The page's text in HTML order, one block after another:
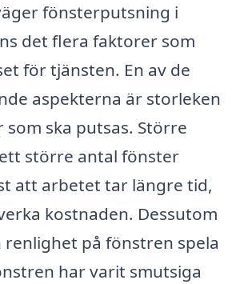
fönsterputsning i
det flera faktorer som
för tjänsten. En av de
aspekterna är storleken
som ska putsas. Större
större antal fönster
att arbetet tar längre tid,
kostnaden. Dessutom
renlighet på fönstren spela
har varit smutsiga